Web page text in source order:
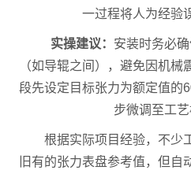
一过程将人为经验
实操建议： 安装时务必
（如导辊之间），避免因机
段先设定目标张力为额定值的
步微调至工艺
根据实际项目经验，不少
旧有的张力表盘参考值，但自